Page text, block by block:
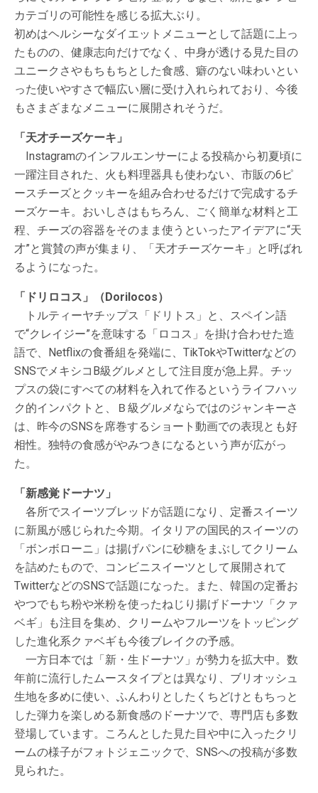
カテゴリの可能性を感じる拡大ぶり。
初めはヘルシーなダイエットメニューとして話題に上っ
たものの、健康志向だけでなく、中身が透ける見た目の
ユニークさやもちもちとした食感、癖のない味わいとい
った使いやすさで幅広い層に受け入れられており、今後
もさまざまなメニューに展開されそうだ。
「天才チーズケーキ」
Instagramのインフルエンサーによる投稿から初夏頃に
一躍注目された、火も料理器具も使わない、市販の6ピ
ースチーズとクッキーを組み合わせるだけで完成するチ
ーズケーキ。おいしさはもちろん、ごく簡単な材料と工
程、チーズの容器をそのまま使うといったアイデアに“天
才”と賞賛の声が集まり、「天才チーズケーキ」と呼ばれ
るようになった。
「ドリロコス」（Dorilocos）
トルティーヤチップス「ドリトス」と、スペイン語
で“クレイジー”を意味する「ロコス」を掛け合わせた造
語で、Netflixの食番組を発端に、TikTokやTwitterなどの
SNSでメキシコB級グルメとして注目度が急上昇。チッ
プスの袋にすべての材料を入れて作るというライフハッ
ク的インパクトと、Ｂ級グルメならではのジャンキーさ
は、昨今のSNSを席巻するショート動画での表現とも好
相性。独特の食感がやみつきになるという声が広がっ
た。
「新感覚ドーナツ」
各所でスイーツブレッドが話題になり、定番スイーツ
に新風が感じられた今期。イタリアの国民的スイーツの
「ボンボローニ」は揚げパンに砂糖をまぶしてクリーム
を詰めたもので、コンビニスイーツとして展開されて
TwitterなどのSNSで話題になった。また、韓国の定番お
やつでもち粉や米粉を使ったねじり揚げドーナツ「クァ
ベギ」も注目を集め、クリームやフルーツをトッピング
した進化系クァベギも今後ブレイクの予感。
一方日本では「新・生ドーナツ」が勢力を拡大中。数
年前に流行したムースタイプとは異なり、ブリオッシュ
生地を多めに使い、ふんわりとしたくちどけともちっと
した弾力を楽しめる新食感のドーナツで、専門店も多数
登場しています。ころんとした見た目や中に入ったクリ
ームの様子がフォトジェニックで、SNSへの投稿が多数
見られた。